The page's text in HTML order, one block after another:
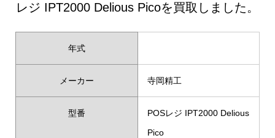
レジ IPT2000 Delious Picoを買取しました。
年式
メーカー 寺岡精工
型番
POSレジ IPT2000 Delious
Pico